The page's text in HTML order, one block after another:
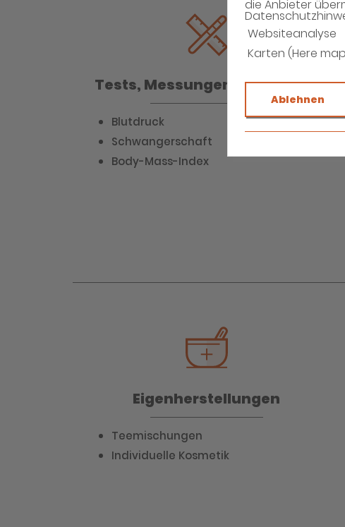
die Anbieter
Websiteanalyse
Karten (Here
Ablehnen
Tests, Messungen & Analysen
Blutdruck
Schwangerschaft
Body-Mass-Index
Eigenherstellungen
Teemischungen
Individuelle Kosmetik